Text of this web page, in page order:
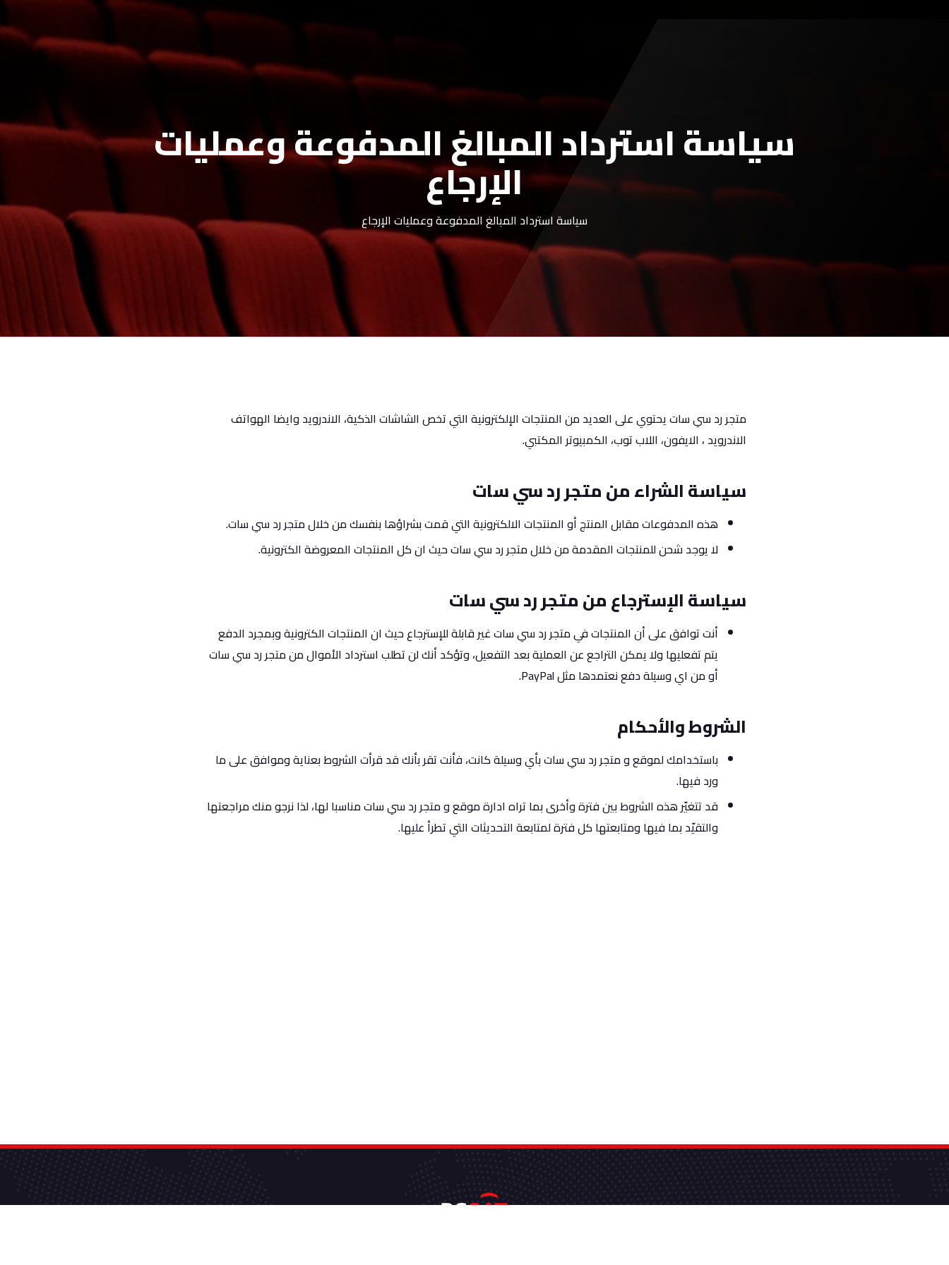
المنتجات المدونة
سياسة استرداد المبالغ المدفوعة وعمليات
الإرجاع
سياسة استرداد المبالغ المدفوعة وعمليات الإرجاع
متجر رد سي سات يحتوي على العديد من المنتجات الإلكترونية التي تخص الشاشات الذكية، الاندرويد وايضا الهواتف
الاندرويد ، الايفون، اللاب توب، الكمبيوتر المكتبي.
سياسة الشراء من متجر رد سي سات
هذه المدفوعات مقابل المنتج أو المنتجات الالكترونية التي قمت بشراؤها بنفسك من خلال متجر رد سي سات.
لا يوجد شحن للمنتجات المقدمة من خلال متجر رد سي سات حيث ان كل المنتجات المعروضة الكترونية.
سياسة الإسترجاع من متجر رد سي سات
أنت توافق على أن المنتجات في متجر رد سي سات غير قابلة للإسترجاع حيث ان المنتجات الكترونية وبمجرد الدفع
يتم تفعليها ولا يمكن التراجع عن العملية بعد التفعيل، وتؤكد أنك لن تطلب استرداد الأموال من متجر رد سي سات
أو من اي وسيلة دفع نعتمدها مثل PayPal.
الشروط والأحكام
باستخدامك لموقع و متجر رد سي سات بأي وسيلة كانت، فأنت تقر بأنك قد قرأت الشروط بعناية وموافق على ما
ورد فيها.
قد تتغيّر هذه الشروط بين فترة وأخرى بما تراه ادارة موقع و متجر رد سي سات مناسبا لها، لذا نرجو منك مراجعتها
والتقيّد بما فيها ومتابعتها كل فترة لمتابعة التحديثات التي تطرأ عليها.